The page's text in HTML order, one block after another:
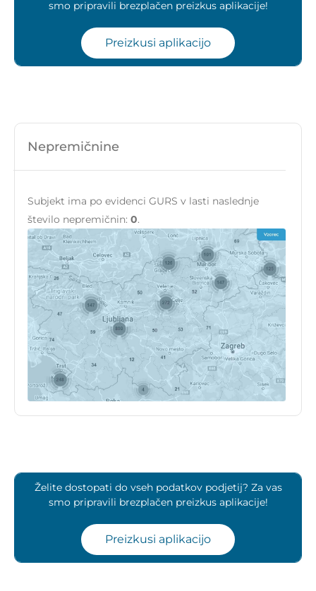
smo pripravili brezplačen preizkus aplikacije!
Preizkusi aplikacijo
Nepremičnine
Subjekt ima po evidenci GURS v lasti naslednje
število nepremičnin: 0.
Želite dostopati do vseh podatkov podjetij? Za vas
smo pripravili brezplačen preizkus aplikacije!
Preizkusi aplikacijo